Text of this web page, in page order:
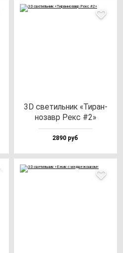
3D све­тиль­ник «Тиран­
но­завр Рекс #2»
2890 руб